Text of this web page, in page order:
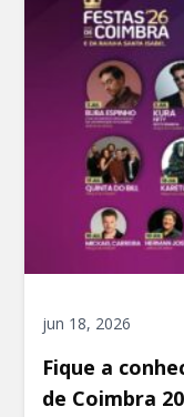
jun 18, 2026
Fique a
de Coimbra